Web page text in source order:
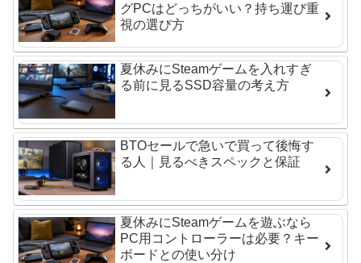
グPCはどっちがいい？持ち運び重
視の選び方
夏休みにSteamゲームを入れすぎ
る前に見るSSD容量の考え方
BTOセールで急いで買って後悔す
る人｜見るべきスペックと保証
夏休みにSteamゲームを遊ぶなら
PC用コントローラーは必要？キー
ボードとの使い分け